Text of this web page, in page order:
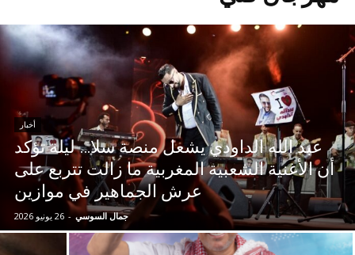
أخبار
عبد الله الداودي يشعل منصة سلا… ليلة تؤكد
أن الأغنية الشعبية المغربية ما زالت تتربع على
عرش الجماهير في موازين
جمال السوسي - 26 يونيو 2026